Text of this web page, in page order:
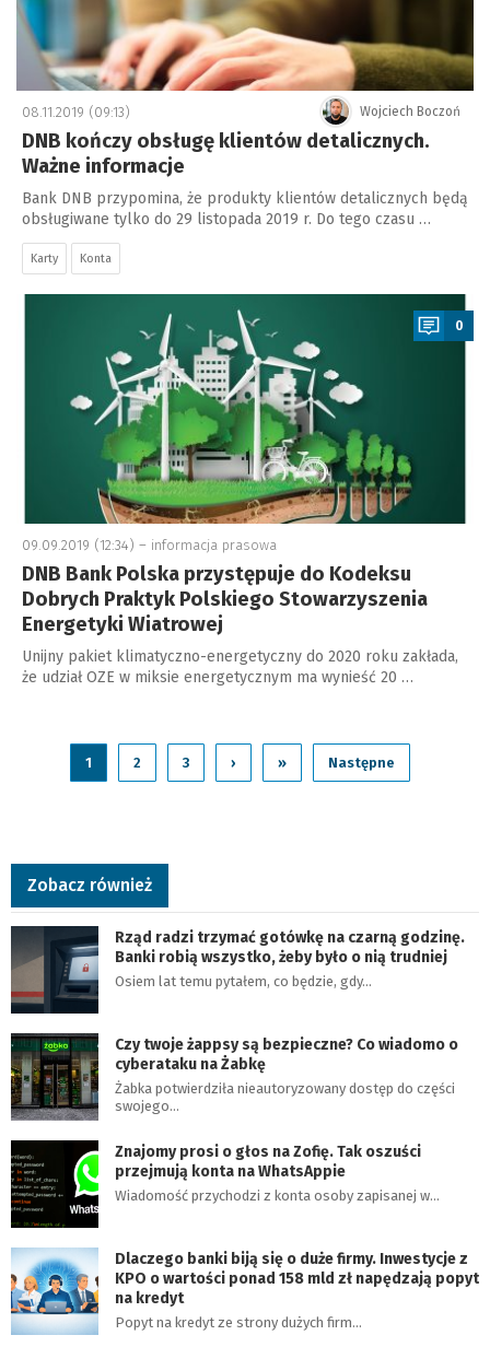
Wojciech Boczoń
08.11.2019 (09:13)
DNB kończy obsługę klientów detalicznych.
Ważne informacje
Bank DNB przypomina, że produkty klientów detalicznych będą
obsługiwane tylko do 29 listopada 2019 r. Do tego czasu …
Karty Konta
a
0
09.09.2019 (12:34) – informacja prasowa
DNB Bank Polska przystępuje do Kodeksu
Dobrych Praktyk Polskiego Stowarzyszenia
Energetyki Wiatrowej
Unijny pakiet klimatyczno-energetyczny do 2020 roku zakłada,
że udział OZE w miksie energetycznym ma wynieść 20 …
1 2 3 › » Następne
Zobacz również
Rząd radzi trzymać gotówkę na czarną godzinę.
Banki robią wszystko, żeby było o nią trudniej
Osiem lat temu pytałem, co będzie, gdy…
Czy twoje żappsy są bezpieczne? Co wiadomo o
cyberataku na Żabkę
Żabka potwierdziła nieautoryzowany dostęp do części
swojego…
Znajomy prosi o głos na Zofię. Tak oszuści
przejmują konta na WhatsAppie
Wiadomość przychodzi z konta osoby zapisanej w…
Dlaczego banki biją się o duże firmy. Inwestycje z
KPO o wartości ponad 158 mld zł napędzają popyt
na kredyt
Popyt na kredyt ze strony dużych firm…